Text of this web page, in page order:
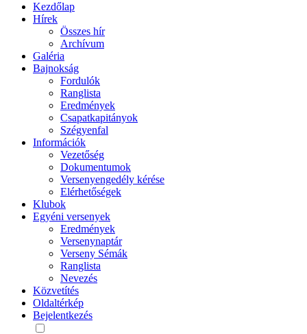
Kezdőlap
Hírek
Összes hír
Archívum
Galéria
Bajnokság
Fordulók
Ranglista
Eredmények
Csapatkapitányok
Szégyenfal
Információk
Vezetőség
Dokumentumok
Versenyengedély kérése
Elérhetőségek
Klubok
Egyéni versenyek
Eredmények
Versenynaptár
Verseny Sémák
Ranglista
Nevezés
Közvetítés
Oldaltérkép
Bejelentkezés